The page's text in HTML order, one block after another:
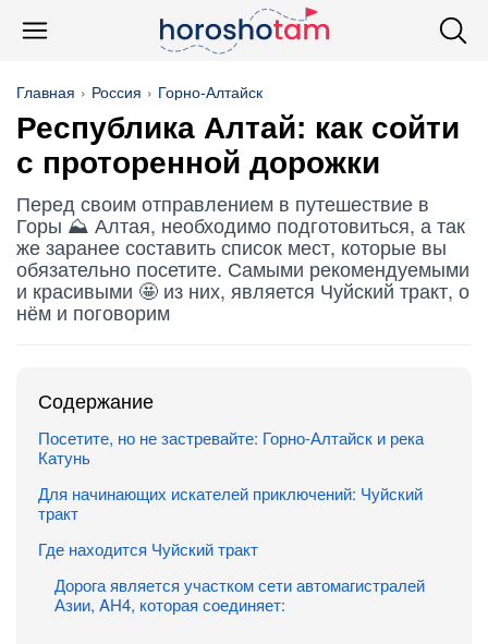
Главная Россия Горно-Алтайск
Республика Алтай: как сойти
с проторенной дорожки
Перед своим отправлением в путешествие в
Горы ⛰️ Алтая, необходимо подготовиться, а так
же заранее составить список мест, которые вы
обязательно посетите. Самыми рекомендуемыми
и красивыми 🤩 из них, является Чуйский тракт, о
нём и поговорим
Содержание
Посетите, но не застревайте: Горно-Алтайск и река
Катунь
Для начинающих искателей приключений: Чуйский
тракт
Где находится Чуйский тракт
Дорога является участком сети автомагистралей
Азии, AH4, которая соединяет: